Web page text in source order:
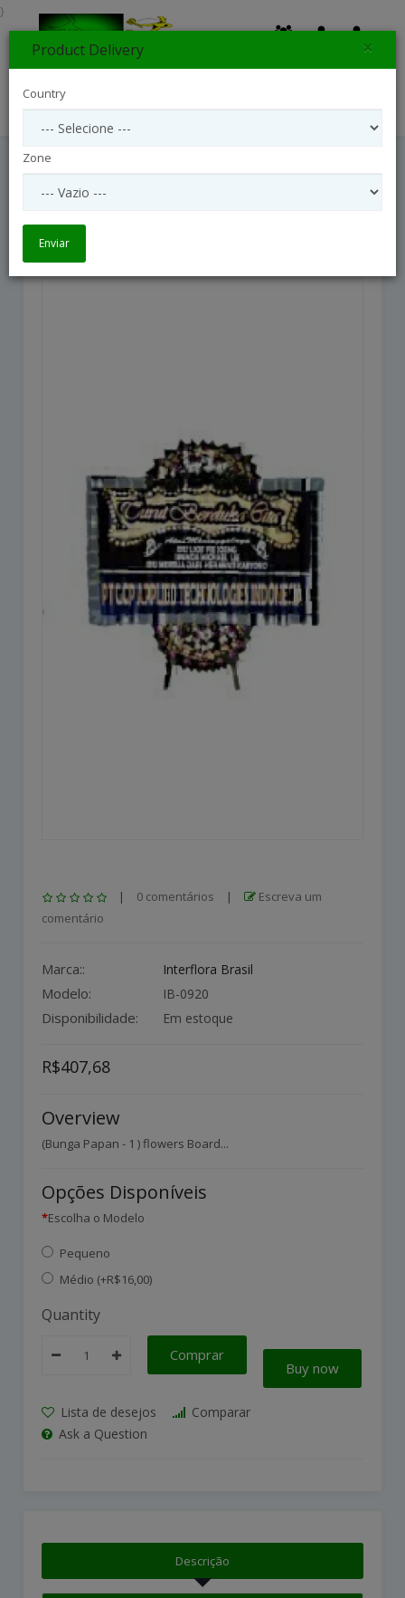
(Bunga Papan - 1 ) Flowers Board
| 0 comentários |
Escreva um
comentário
Marca:: Interflora Brasil
Modelo: IB-0920
Disponibilidade: Em estoque
R$407,68
Overview
(Bunga Papan - 1 ) flowers Board...
Opções Disponíveis
Escolha o Modelo
Pequeno
Médio (+R$16,00)
Quantity
Comprar
Buy now
Lista de desejos
Comparar
Ask a Question
Descrição
}
Product Delivery ×
Country
Zone
Enviar